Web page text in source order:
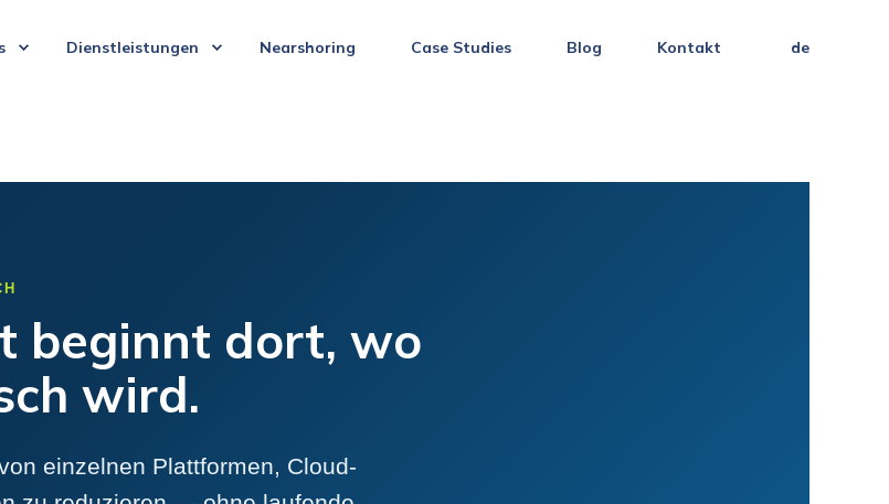
Dienstleistungen Nearshoring Case Studies Blog Kontakt de
beginnt dort, wo
wird.
einzelnen Plattformen, Cloud-